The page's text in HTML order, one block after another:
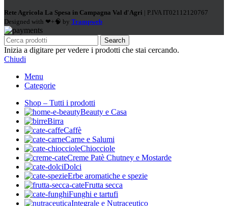
Rete Agricola La Spesa in Campagna Val d'Agri | P.IVA IT02112120767
Designed with ❤+🧠 by Trampweb
Search
Inizia a digitare per vedere i prodotti che stai cercando.
Chiudi
Menu
Categorie
Shop – Tutti i prodotti
Beauty e Casa
Birra
Caffè
Carne e Salumi
Chiocciole
Creme Patè Chutney e Mostarde
Dolci
Erbe aromatiche e spezie
Frutta secca
Funghi e tartufi
Integrale e Nutraceutico